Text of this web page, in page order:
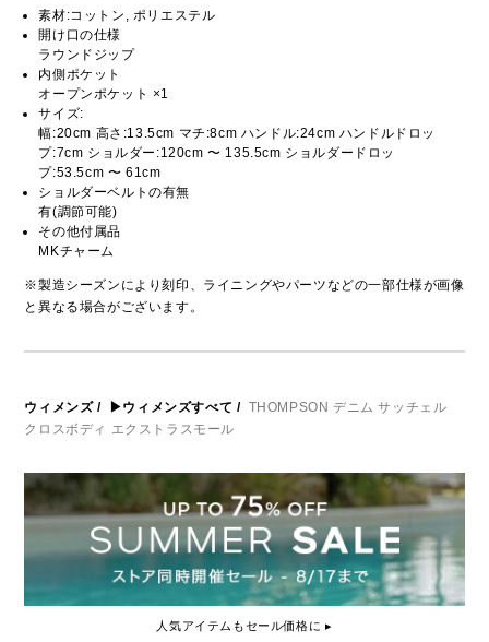
素材:コットン, ポリエステル
開け口の仕様
ラウンドジップ
内側ポケット
オープンポケット ×1
サイズ:
幅:20cm 高さ:13.5cm マチ:8cm ハンドル:24cm ハンドルドロッ
プ:7cm ショルダー:120cm 〜 135.5cm ショルダードロッ
プ:53.5cm 〜 61cm
ショルダーベルトの有無
有(調節可能)
その他付属品
MKチャーム
※製造シーズンにより刻印、ライニングやパーツなどの一部仕様が画像
と異なる場合がございます。
ウィメンズ/ ▶ウィメンズすべて / THOMPSON デニム サッチェル
クロスボディ エクストラスモール
人気アイテムもセール価格に ▸